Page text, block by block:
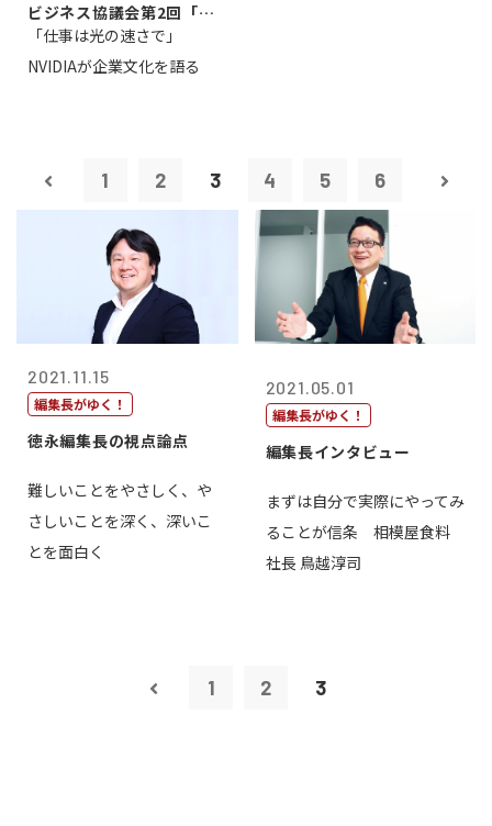
ビジネス協議会第2回「起
業から成功へ...
「仕事は光の速さで」
NVIDIAが企業文化を語る
1 2 3 4 5 6
2021.11.15
編集長がゆく！
徳永編集長の視点論点
難しいことをやさしく、や
さしいことを深く、深いこ
とを面白く
2021.05.01
編集長がゆく！
編集長インタビュー
まずは自分で実際にやってみ
ることが信条 相模屋食料
社長 鳥越淳司
1 2 3